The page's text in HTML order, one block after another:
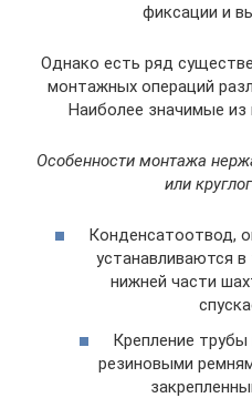
фиксации и
Однако есть ряд
монтажных операций
Наиболее значимые из
Особенности монтажа
или
Конденсатоотвод,
устанавливаются
нижней части
Крепление
резиновыми